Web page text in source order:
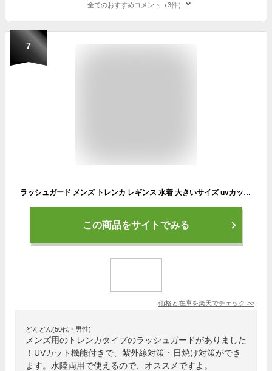
全てのおすすめコメント（3件）
7
ラッシュガード メンズ トレンカ レギンス 水着 大きいサイズ uvカット uv upf50+ 紫外線対策 日焼け予防 体型カバー プール 海 海水浴 サウナ サーフィン ウェットスーツ シュノーケリング おしゃれ 水陸両用
この商品をサイトでみる
価格と在庫を楽天でチェック >>
どんどん(50代・男性)
メンズ用のトレンカタイプのラッシュガードがありました
！UVカット機能付きで、紫外線対策・日焼け対策ができ
ます。水陸両用で使えるので、オススメですよ。